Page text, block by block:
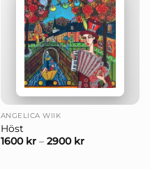
ANGELICA WIIK
Höst
1600 kr– 2900 kr